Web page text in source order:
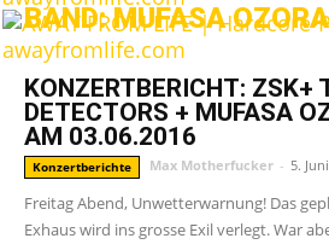
BAND: MUFASA OZORA
KONZERTBERICHT: ZSK+
DETECTORS + MUFASA
AM 03.06.2016
Konzertberichte Max Motherfucker - 5.
Freitag Abend, Unwetterwarnung! Das
Exhaus wird ins grosse Exil verlegt. War